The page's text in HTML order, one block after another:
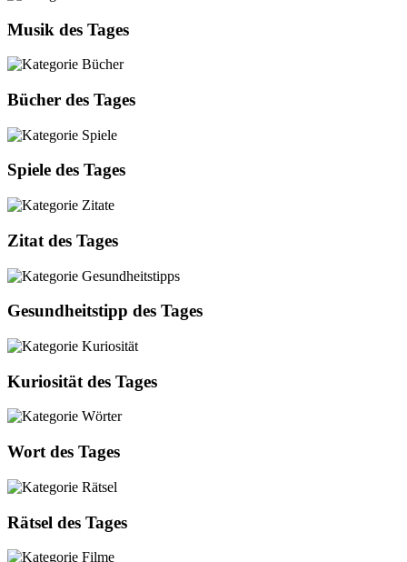
Musik des Tages
Bücher des Tages
Spiele des Tages
Zitat des Tages
Gesundheitstipp des Tages
Kuriosität des Tages
Wort des Tages
Rätsel des Tages